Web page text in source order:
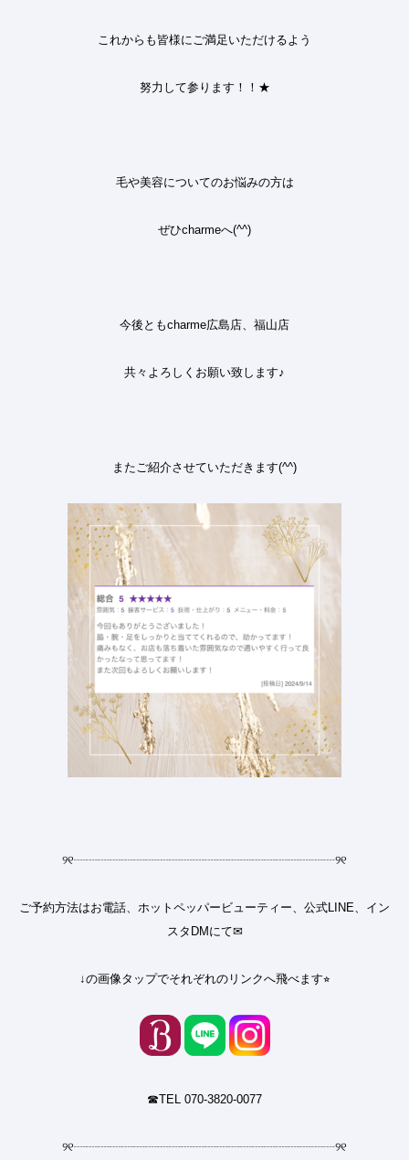
これからも皆様に ご満足いただけるよう
努力して参ります！！★
毛や美容についてのお悩みの方は
ぜひcharmeへ(^^)
今後ともcharme広島店、福山店
共々よろしくお願い致します♪
またご紹介させていただきます(^^)
୨୧┈┈┈┈┈┈┈┈┈┈┈┈┈┈┈┈┈┈┈┈┈┈୨୧
ご予約方法はお電話、ホットペッパービューティー、公式LINE、イン
スタDMにて✉︎
↓の画像タップでそれぞれのリンクへ飛べます⭐︎
☎︎TEL 070-3820-0077
୨୧┈┈┈┈┈┈┈┈┈┈┈┈┈┈┈┈┈┈┈┈┈┈୨୧